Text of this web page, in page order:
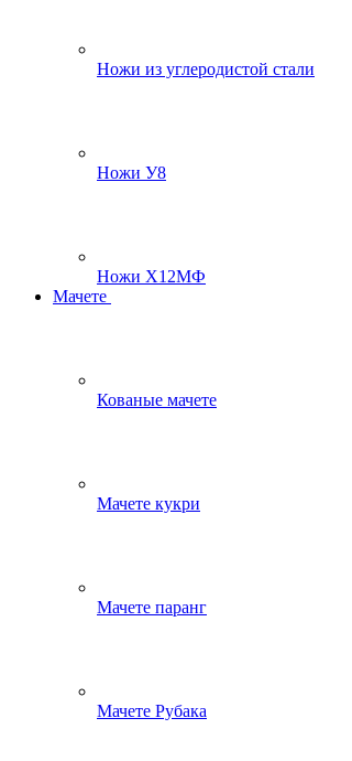
Ножи из углеродистой стали
Ножи У8
Ножи Х12МФ
Мачете
Кованые мачете
Мачете кукри
Мачете паранг
Мачете Рубака